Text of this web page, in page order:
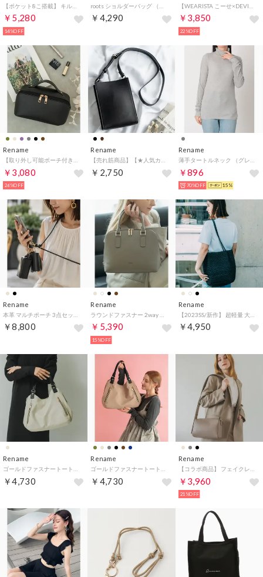
￥5,280
14%OFF
￥4,290 ￥3,850
22%OFF
Rename
￥3,080
26%OFF
Rename
￥2,750
Rename
￥896
70%OFF 15%
Rename
￥8,800
Rename
￥5,390
15%OFF
Rename
￥4,950
Rename
￥4,730
Rename
￥4,730
Rename
￥3,960
21%OFF